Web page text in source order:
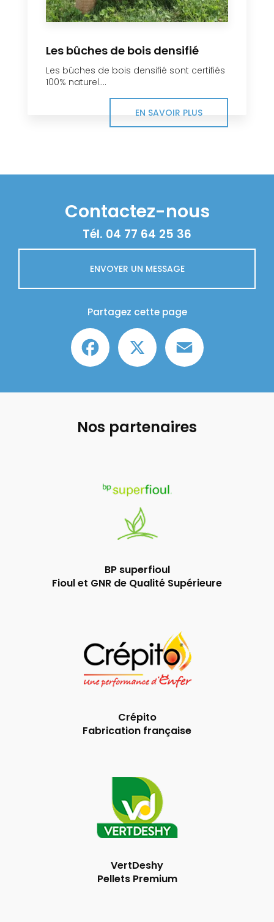
Les bûches de bois densifié
Les bûches de bois densifié sont certifiés
100% naturel....
EN SAVOIR PLUS
Contactez-nous
Tél. 04 77 64 25 36
ENVOYER UN MESSAGE
Partagez cette page
Facebook
Nos partenaires
BP superfioul
Fioul et GNR de Qualité Supérieure
Crépito
Fabrication française
VertDeshy
Pellets Premium